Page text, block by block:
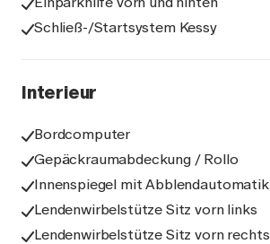
Schließ-/Startsystem Kessy
Interieur
Bordcomputer
Gepäckraumabdeckung / Rollo
Innenspiegel mit Abblendautomatik
Lendenwirbelstütze Sitz vorn links
Lendenwirbelstütze Sitz vorn rechts